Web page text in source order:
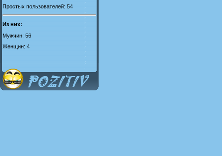
Простых пользователей: 54
Из них:
Мужчин: 56
Женщин: 4